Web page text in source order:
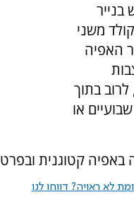
משני
האפיה
בתוך
או
באפיה קטוגנית ובפרט
לא ראויה? דווחו לנו